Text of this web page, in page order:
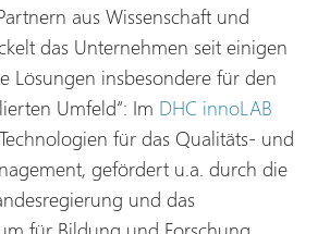
aus Wissenschaft und
das Unternehmen seit einigen
Lösungen insbesondere für den
Umfeld“: Im DHC innoLAB
für das Qualitäts- und
gefördert u.a. durch die
und das